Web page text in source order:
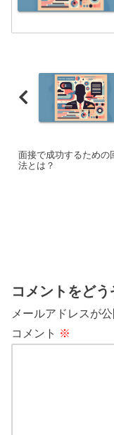
面接で成功するための
法とは？
コメントをどう
メールアドレスが
コメント ※